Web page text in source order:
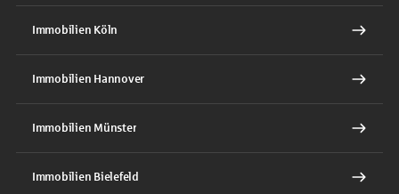
Immobilien Köln
Immobilien Hannover
Immobilien Münster
Immobilien Bielefeld